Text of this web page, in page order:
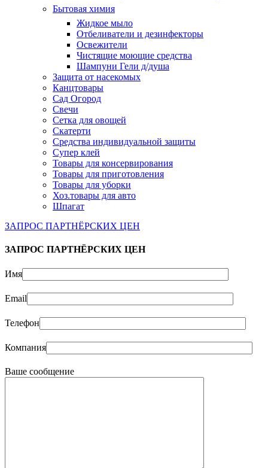
Бытовая химия
Жидкое мыло
Отбеливатели и дезинфекторы
Освежители
Чистящие моющие средства
Шампуни Гели д/душа
Защита от насекомых
Канцтовары
Сад Огород
Свечи
Сетка для овощей
Скатерти
Средства индивидуальной защиты
Супер клей
Товары для консервирования
Товары для приготовления
Товары для уборки
Хоз.товары для авто
Шпагат
ЗАПРОС ПАРТНЁРСКИХ ЦЕН
ЗАПРОС ПАРТНЁРСКИХ ЦЕН
Имя
Email
Телефон
Компания
Ваше сообщение